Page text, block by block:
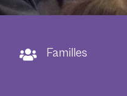
Familles